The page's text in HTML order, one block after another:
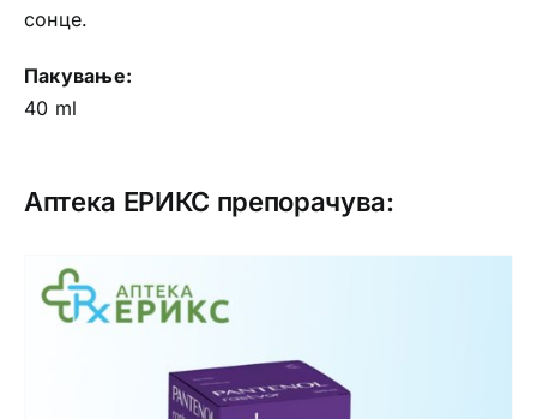
сонце.
Пакување:
40 ml
Аптека ЕРИКС препорачува: